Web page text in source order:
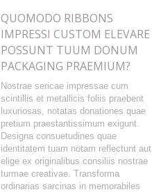
QUOMODO RIBBONS
IMPRESSI CUSTOM ELEVARE
POSSUNT TUUM DONUM
PACKAGING PRAEMIUM?
Nostrae sericae impressae cum
scintillis et metallicis foliis praebent
luxuriosas, notatas donationes quae
pretium praestantissimum exigunt.
Designa consuetudines quae
identitatem tuam notam reflectunt aut
elige ex originalibus consiliis nostrae
turmae creativae. Transforma
ordinarias sarcinas in memorabiles